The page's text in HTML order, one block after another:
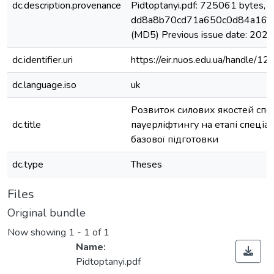
dc.description.provenance
Pidtoptanyi.pdf: 725061 bytes,
(MD5) Previous issue date: 2023
dc.identifier.uri
https://eir.nuos.edu.ua/handle/
dc.language.iso
uk
dc.title
Розвиток силових якостей
пауерліфтингу на етапі
базової підготовки
dc.type
Theses
Files
Original bundle
Now showing 1 - 1 of 1
Name:
Pidtoptanyi.pdf